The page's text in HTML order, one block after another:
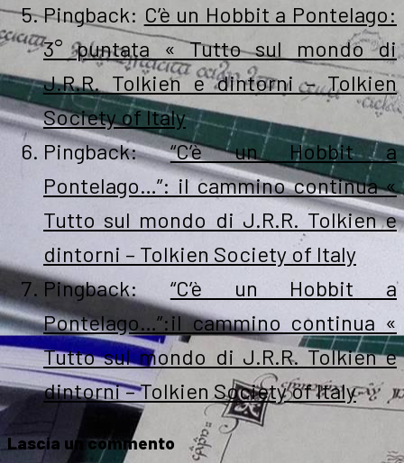
Pingback: C’è un Hobbit a Pontelago:
3° puntata « Tutto sul mondo di
J.R.R. Tolkien e dintorni – Tolkien
Society of Italy
Pingback:“C’è un Hobbit a
Pontelago…”: il cammino continua «
Tutto sul mondo di J.R.R. Tolkien e
dintorni – Tolkien Society of Italy
Pingback: “C’è un Hobbit a
Pontelago…”:il cammino continua «
Tutto sul mondo di J.R.R. Tolkien e
dintorni – Tolkien Society of Italy
Lascia un commento